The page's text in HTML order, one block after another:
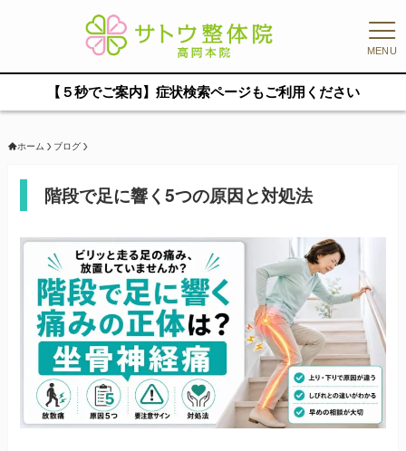
MENU
【５秒でご案内】症状検索ページもご利用ください
ホーム ブログ
階段で足に響く5つの原因と対処法